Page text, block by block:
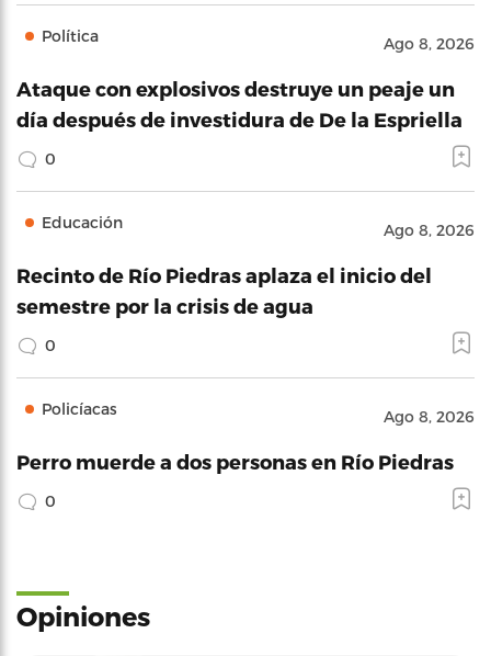
Política Ago 8, 2026
Ataque con explosivos destruye un peaje un
día después de investidura de De la Espriella
0
Educación Ago 8, 2026
Recinto de Río Piedras aplaza el inicio del
semestre por la crisis de agua
0
Policíacas Ago 8, 2026
Perro muerde a dos personas en Río Piedras
0
Opiniones